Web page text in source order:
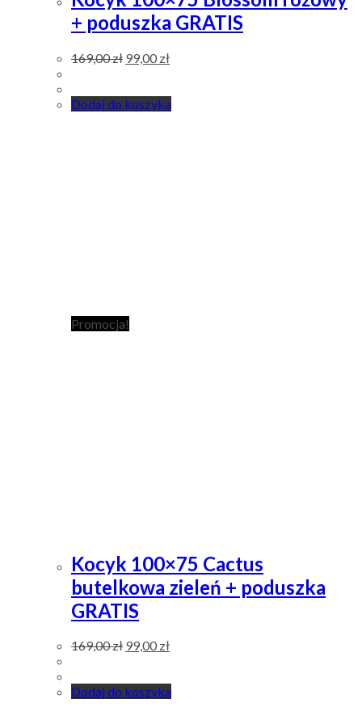
+ poduszka GRATIS
169,00zł 99,00 zł
Dodaj do koszyka
Promocja!
Kocyk 100×75 Cactus
butelkowa zieleń + poduszka
GRATIS
169,00zł 99,00 zł
Dodaj do koszyka